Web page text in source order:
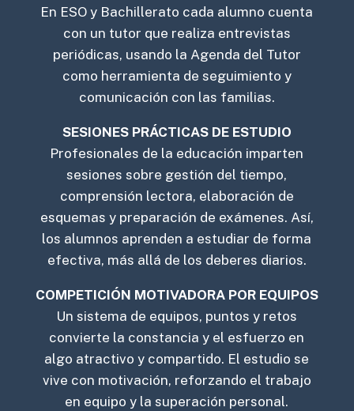
En ESO y Bachillerato cada alumno cuenta
con un tutor que realiza entrevistas
periódicas, usando la Agenda del Tutor
como herramienta de seguimiento y
comunicación con las familias.
SESIONES PRÁCTICAS DE ESTUDIO
Profesionales de la educación imparten
sesiones sobre gestión del tiempo,
comprensión lectora, elaboración de
esquemas y preparación de exámenes. Así,
los alumnos aprenden a estudiar de forma
efectiva, más allá de los deberes diarios.
COMPETICIÓN MOTIVADORA POR EQUIPOS
Un sistema de equipos, puntos y retos
convierte la constancia y el esfuerzo en
algo atractivo y compartido. El estudio se
vive con motivación, reforzando el trabajo
en equipo y la superación personal.